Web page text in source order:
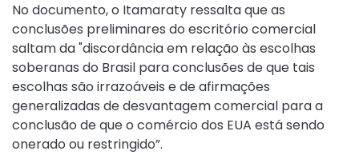
No documento, o Itamaraty ressalta que as
conclusões preliminares do escritório comercial
saltam da "discordância em relação às escolhas
soberanas do Brasil para conclusões de que tais
escolhas são irrazoáveis e de afirmações
generalizadas de desvantagem comercial para a
conclusão de que o comércio dos EUA está sendo
onerado ou restringido”.